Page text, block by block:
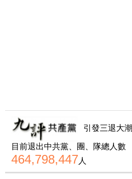
引發三退大潮
目前退出中共黨、團、隊總人數
464,798,447人